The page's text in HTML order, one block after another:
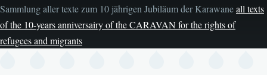
Sammlung aller texte zum 10 jährigen Jubiläum der Karawaneall texts
of the 10-years anniversairy of the CARAVAN for the rights of
refugees and migrants